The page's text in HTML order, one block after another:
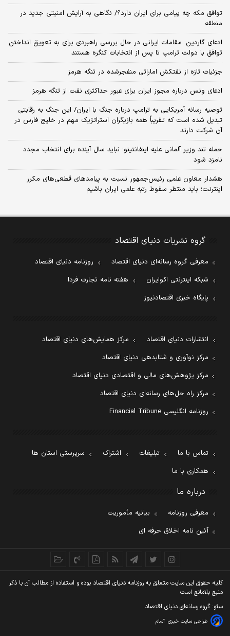
توافق مکه چه پیامی برای ایران دارد؟/ نگاهی به آرایش امنیتی جدید در
منطقه
ادعای گاردین: مقامات ایرانی در حال بررسی راهبردی برای به تعویق انداختن
توافق با دولت ترامپ تا پس از انتخابات کنگره هستند
جزئیات تازه از نفتکش اماراتی منفجرشده در تنگه هرمز
ادعای ونس درباره مجوز ایران برای عبور حداکثری نفت از تنگه هرمز
توصیه رسانه آمریکایی به ترامپ درباره جنگ با ایران/ این جنگ به رقابتی
تبدیل شده است که تقریباً همه بازیگران استراتژیک مهم در خلیج فارس در
آن شرکت دارند
حمله تند وزیر آلمانی علیه اینفانتینو؛ نباید سال آینده برای انتخاب مجدد
نامزد شود
هشدار معاون علمی رئیس‌جمهور نسبت به پیامدهای قطعی‌های مکرر
اینترنت؛ باید منتظر سقوط رتبه علمی ایران باشیم
گروه نشریات دنیای اقتصاد
معرفی گروه رسانه‌ای دنیای اقتصاد
روزنامه دنیای اقتصاد
شبکه اینترنتی اکوایران
هفته نامه تجارت فردا
پایگاه خبری اقتصادنیوز
انتشارات دنیای اقتصاد
مرکز همایش‌های دنیای اقتصاد
مرکز نوآوری و شتابدهی دنیای اقتصاد
مرکز پژوهش‌های مالی و اقتصادی دنیای اقتصاد
مرکز راه حل‌های رسانه‌ای دنیای اقتصاد
روزنامه انگلیسی Financial Tribune
تماس با ما تبلیغات اشتراک
سرپرستی استان ها
همکاری با ما
درباره ما
معرفی روزنامه
بیانیه مأموریت
آئین نامه اخلاق حرفه ای
کليه حقوق اين سايت متعلق به روزنامه دنيای اقتصاد بوده و استفاده از مطالب آن با ذکر
منبع بلامانع است
سئو: گروه رسانه‌ای دنیای اقتصاد
طراحی سایت خبری آسام